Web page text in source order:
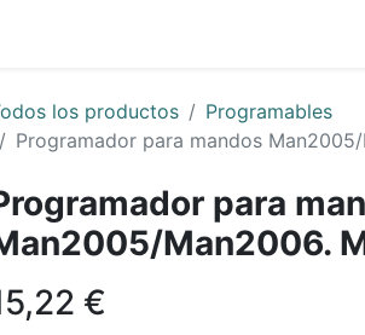
los productos
Programables
Programador para mandos Man2005/
para
Man2006.
€